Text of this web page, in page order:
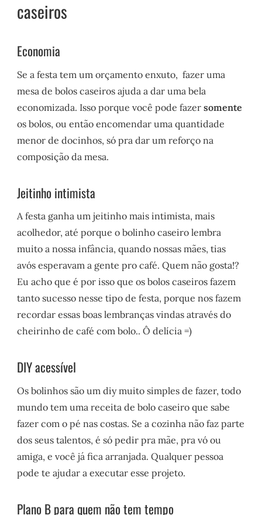
caseiros
Economia
Se a festa tem um orçamento enxuto, fazer uma
mesa de bolos caseiros ajuda a dar uma bela
economizada. Isso porque você pode fazersomente
os bolos, ou então encomendar uma quantidade
menor de docinhos, só pra dar um reforço na
composição da mesa.
Jeitinho intimista
A festa ganha um jeitinho mais intimista, mais
acolhedor, até porque o bolinho caseiro lembra
muito a nossa infância, quando nossas mães, tias
avós esperavam a gente pro café. Quem não gosta!?
Eu acho que é por isso que os bolos caseiros fazem
tanto sucesso nesse tipo de festa, porque nos fazem
recordar essas boas lembranças vindas através do
cheirinho de café com bolo.. Ô delícia =)
DIY acessível
Os bolinhos são um diy muito simples de fazer, todo
mundo tem uma receita de bolo caseiro que sabe
fazer com o pé nas costas. Se a cozinha não faz parte
dos seus talentos, é só pedir pra mãe, pra vó ou
amiga, e você já fica arranjada. Qualquer pessoa
pode te ajudar a executar esse projeto.
Plano B para quem não tem tempo